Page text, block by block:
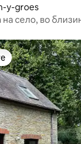
y-groes
село, во